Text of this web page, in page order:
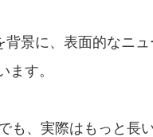
景に、表面的なニ
す。
も、実際はもっと長い